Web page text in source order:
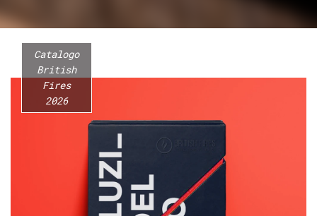
Catalogo
British
Fires
2026